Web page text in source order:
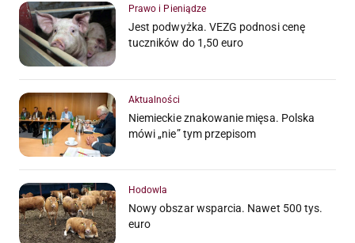
Prawo i Pieniądze
Jest podwyżka. VEZG podnosi cenę
tuczników do 1,50 euro
Aktualności
Niemieckie znakowanie mięsa. Polska
mówi „nie” tym przepisom
Hodowla
Nowy obszar wsparcia. Nawet 500 tys.
euro